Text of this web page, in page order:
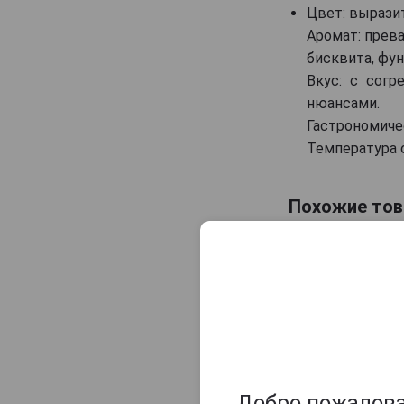
Цвет:
Аромат:
бисквита,
Вкус: с
нюансами.
Температура
Похожие